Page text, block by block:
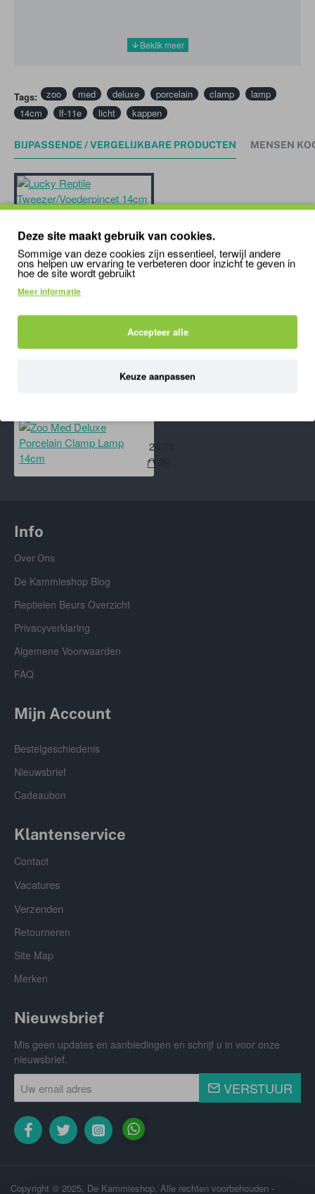
Tags: zoo med deluxe porcelain clamp
lamp
14cm
lf-11e licht kappen
BIJPASSENDE / VERGELIJKBARE PRODUCTEN MENSEN
Lucky Reptile Tweezer/Voederpincet 14cm Recht
5,99 6,95
'); mywindow.document.close(); mywindow.focus();
setTimeout(function () { mywindow.print(); mywindow.close(); }, 500);
MEEST BEKEKEN
26,75
Info
Over Ons
De Kammieshop Blog
Reptielen Beurs Overzicht
Privacyverklaring
Algemene Voorwaarden
FAQ
Mijn Account
Bestelgeschiedenis
Nieuwsbrief
Cadeaubon
Klantenservice
Contact
Vacatures
Verzenden
Retourneren
Site Map
Merken
Nieuwsbrief
Mis geen updates en aanbiedingen en schrijf u in voor onze
nieuwsbrief.
Uw
email
adres
VERSTUUR
Copyright © 2025, De Kammieshop, Alle rechten voorbehouden -
Deze site maakt gebruik van cookies.
Sommige van deze cookies zijn essentieel, terwijl andere
ons helpen uw ervaring te verbeteren door inzicht te geven in
hoe de site wordt gebruikt
Meer informatie
Accepteer alle
Keuze aanpassen